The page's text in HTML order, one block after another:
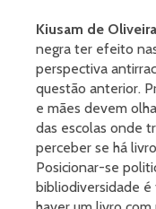
Kiusam de
negra ter efeito
perspectiva
questão anterior.
e mães devem
das escolas onde
perceber se há
Posicionar-se
bibliodiversidade